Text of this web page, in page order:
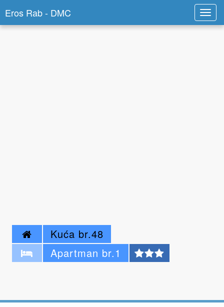
Eros Rab - DMC
Kuća br.48
Apartman br.1